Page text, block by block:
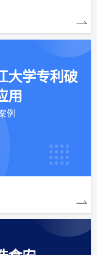
大学专利破
用
例